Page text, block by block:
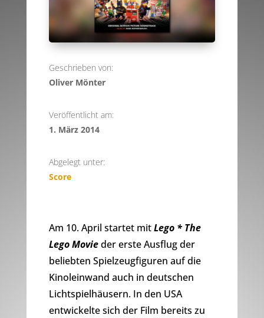
Geschrieben von:
Oliver Mönter
Veröffentlicht am:
1. März 2014
Abgelegt unter:
Score
Am 10. April startet mitLego * The
Lego Movieder erste Ausflug der
beliebten Spielzeugfiguren auf die
Kinoleinwand auch in deutschen
Lichtspielhäusern. In den USA
entwickelte sich der Film bereits zu